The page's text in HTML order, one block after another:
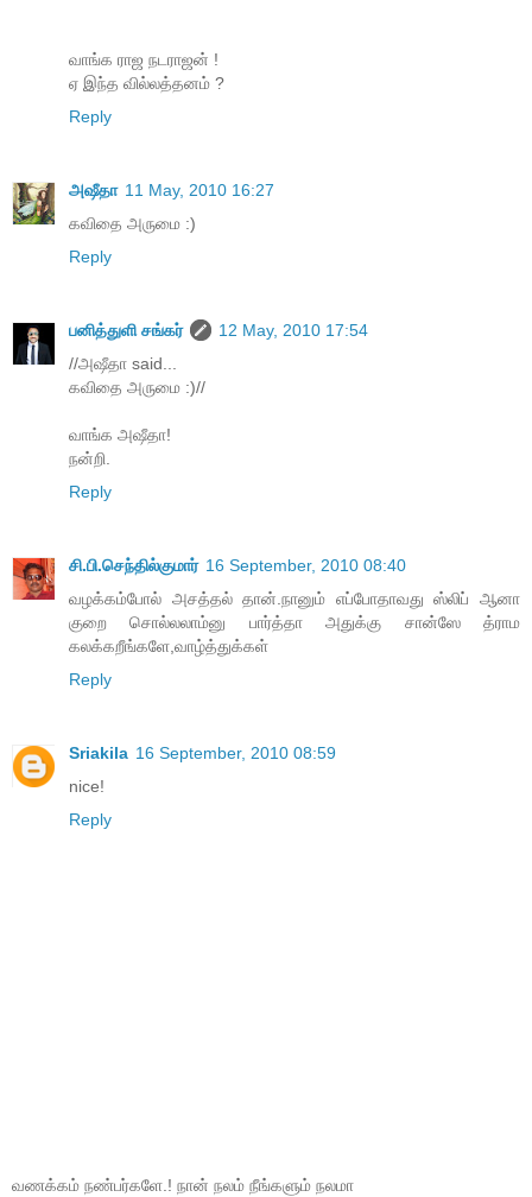
வாங்க ராஜ நடராஜன் !
ஏ இந்த வில்லத்தனம் ?
Reply
அஷீதா 11 May, 2010 16:27
கவிதை அருமை :)
Reply
பனித்துளி சங்கர்
12 May, 2010 17:54
//அஷீதா said...
கவிதை அருமை :)//
வாங்க அஷீதா!
நன்றி.
Reply
சி.பி.செந்தில்குமார் 16 September, 2010 08:40
வழக்கம்போல் அசத்தல் தான்.நானும் எப்போதாவது ஸ்லிப் ஆனா
குறை சொல்லலாம்னு பார்த்தா அதுக்கு சான்ஸே த்ராம
கலக்கறீங்களே,வாழ்த்துக்கள்
Reply
Sriakila 16 September, 2010 08:59
nice!
Reply
வணக்கம் நண்பர்களே.! நான் நலம் நீங்களும் நலமா